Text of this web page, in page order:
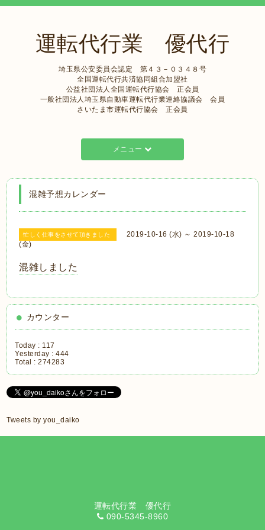
運転代行業 優代行
埼玉県公安委員会認定 第４３－０３４８号
全国運転代行共済協同組合加盟社
公益社団法人全国運転代行協会 正会員
一般社団法人埼玉県自動車運転代行業連絡協議会 会員
さいたま市運転代行協会 正会員
メニュー
混雑予想カレンダー
忙しく仕事をさせて頂きました
2019-10-16 (水) ～ 2019-10-18
(金)
混雑しました
カウンター
Today : 117
Yesterday :444
Total :274283
Tweets by you_daiko
運転代行業 優代行
090-5345-8960